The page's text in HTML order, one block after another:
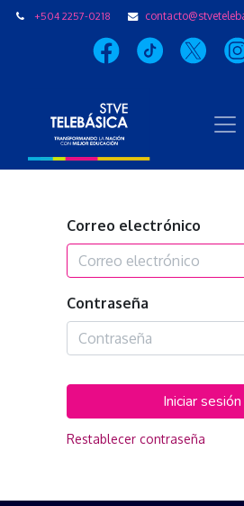
+504 2257-0218
Correo electrónico
Contraseña
Iniciar sesión
Restablecer contraseña